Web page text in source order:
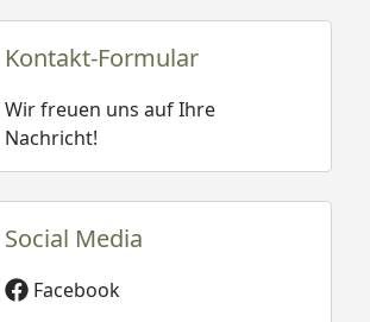
Kontakt-Formular
Wir freuen uns auf Ihre
Nachricht!
Social Media
Facebook